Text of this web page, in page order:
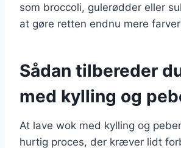
som broccoli, gulerødder eller
at gøre retten endnu mere
Sådan tilbereder
med kylling og
At lave wok med kylling og
hurtig proces, der kræver lidt